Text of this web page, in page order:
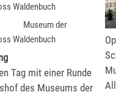
Waldenbuch
Museum der
Waldenbuch
Tag mit einer Runde
des Museums der